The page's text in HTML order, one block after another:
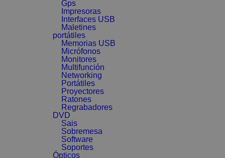
Gps
Impresoras
Interfaces USB
Maletines
portátiles
Memorias USB
Micrófonos
Monitores
Multifunción
Networking
Portátiles
Proyectores
Ratones
Regrabadores
DVD
Sais
Sobremesa
Software
Soportes
Ópticos